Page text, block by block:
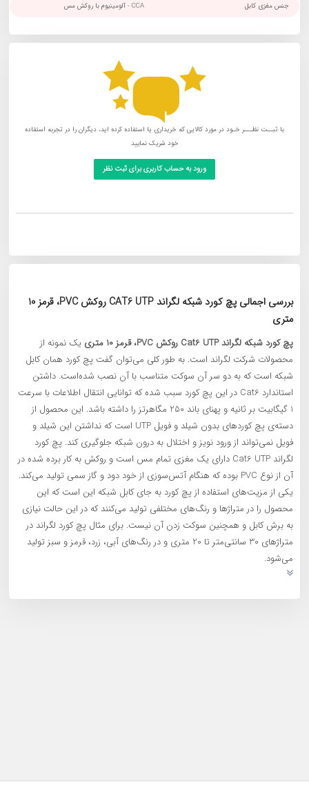
جنس مغزی کابل CCA - آلومینیوم با روکش مس
با ثبــت نظـــر خـود در مورد کالایی که خریداری یا استفاده کرده اید، دیگران را در تجربه استفاده
خود شریک نمایید
ورود به حساب کاربری برای ثبت نظر
بررسی اجمالی پچ کورد شبکه لگراند CAT6 UTP روکش PVC، قرمز 10
متری
پچ کورد شبکه لگراند Cat6 UTP روکش PVC، قرمز 10 متری
یک نمونه از
محصولات شرکت لگراند است. به طور کلی می‌توان گفت پچ کورد همان کابل
شبکه است که به دو سر آن سوکت متناسب با آن نصب شده‌است. داشتن
استاندارد Cat6 در این پچ کورد سبب شده که توانایی انتقال اطلاعات با سرعت
1 گیگابیت بر ثانیه و پهنای باند 250 مگاهرتز را داشته باشد. این محصول از
دسته‌ی پچ کوردهای بدون شیلد و فویل UTP است که نداشتن این شیلد و
فویل نمی‌تواند از ورود نویز و اختلال به درون شبکه جلوگیری کند. پچ کورد
لگراند Cat6 UTP دارای یک مغزی تمام مس است و روکش به کار برده شده در
آن از نوع PVC بوده که هنگام آتس‌سوزی از خود دود و گاز سمی تولید می‌کند.
یکی از مزیت‌های استفاده از پچ کورد به جای کابل شبکه این است که این
محصول را در متراژها و رنگ‌های مختلفی تولید می‌کنند که در این حالت نیازی
به برش کابل و همچنین سوکت زدن آن نیست. برای مثال پچ کورد لگراند در
متراژهای 30 سانتی‌متر تا 20 متری و در رنگ‌های آبی، زرد، قرمز و سبز تولید
می‌شود.